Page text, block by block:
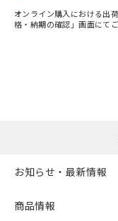
オンライン購入における出
格・納期の確認」画面にて
お知らせ・最新情報
商品情報